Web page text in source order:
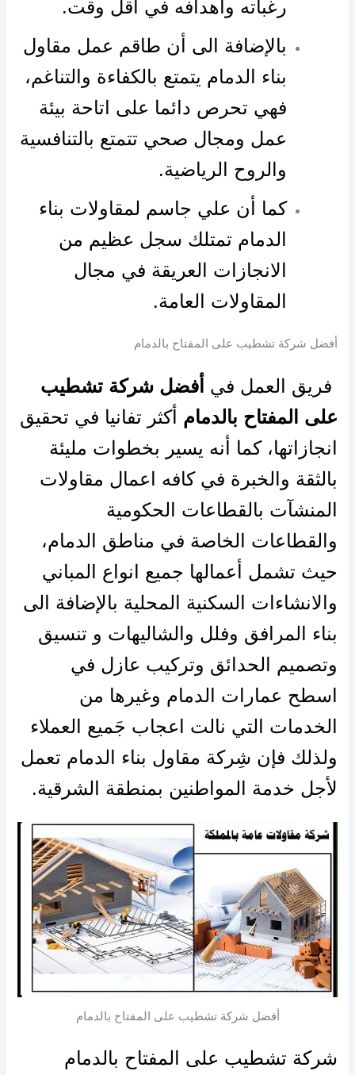
رغباته وأهدافه في اقل وقت.
بالإضافة الى أن طاقم عمل مقاول
بناء الدمام يتمتع بالكفاءة والتناغم،
فهي تحرص دائما على اتاحة بيئة
عمل ومجال صحي تتمتع بالتنافسية
والروح الرياضية.
كما أن علي جاسم لمقاولات بناء
الدمام تمتلك سجل عظيم من
الانجازات العريقة في مجال
المقاولات العامة.
أفضل شركة تشطيب على المفتاح بالدمام
فريق العمل في أفضل شركة تشطيب
على المفتاح بالدمام أكثر تفانيا في تحقيق
انجازاتها، كما أنه يسير بخطوات مليئة
بالثقة والخبرة في كافه اعمال مقاولات
المنشآت بالقطاعات الحكومية
والقطاعات الخاصة في مناطق الدمام،
حيث تشمل أعمالها جميع انواع المباني
والانشاءات السكنية المحلية بالإضافة الى
بناء المرافق وفلل والشاليهات و تنسيق
وتصميم الحدائق وتركيب عازل في
اسطح عمارات الدمام وغيرها من
الخدمات التي نالت اعجاب جَميع العملاء
ولذلك فإن شِركة مقاول بناء الدمام تعمل
لأجل خدمة المواطنين بمنطقة الشرقية.
أفضل شركة تشطيب على المفتاح بالدمام
شركة تشطيب على المفتاح بالدمام